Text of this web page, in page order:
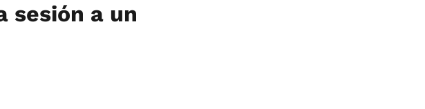
sesión a un